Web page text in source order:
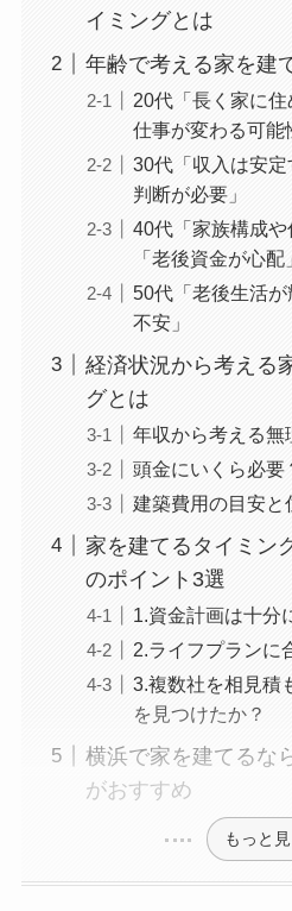
イミングとは
年齢で考える家を建
20代「長く家に
仕事が変わる可能
30代「収入は安
判断が必要」
40代「家族構成
「老後資金が心配」
50代「老後生活
不安」
経済状況から考える
グとは
年収から考える無
頭金にいくら必要
建築費用の目安と
家を建てるタイミン
のポイント3選
1.資金計画は十分
2.ライフプランに
3.複数社を相見積
を見つけたか？
横浜で家を建てるな
がおすすめ
もっと